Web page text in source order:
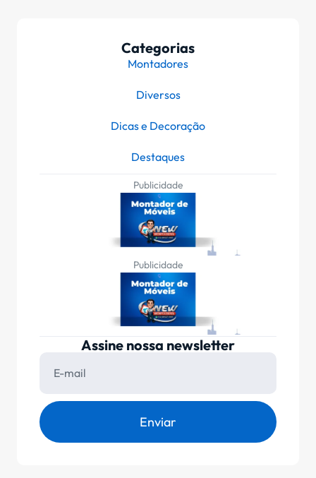
Categorias
Montadores
Diversos
Dicas e Decoração
Destaques
Publicidade
Publicidade
Assine nossa newsletter
Enviar